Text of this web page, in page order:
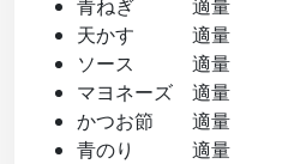
青ねぎ 適量
天かす 適量
ソース 適量
マヨネーズ 適量
かつお節 適量
青のり 適量